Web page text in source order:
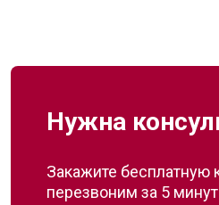
Нужна
Закажите бесплатную
перезвоним за 5 минут